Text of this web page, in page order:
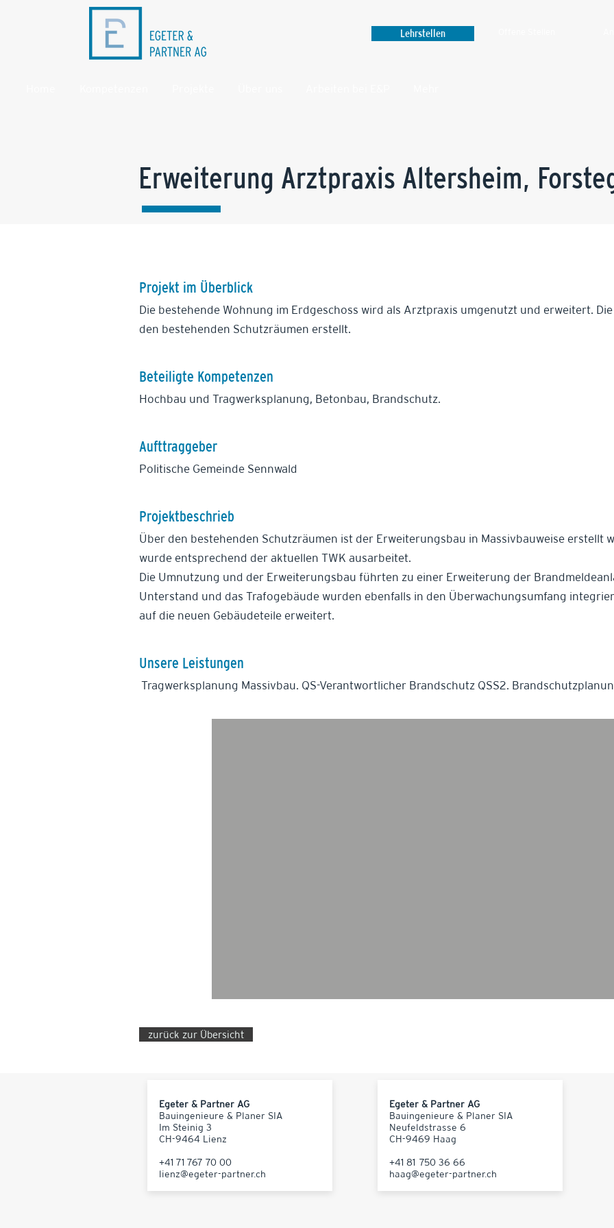
Lehrstellen
Erweiterung Arztpraxis Altersheim,
Projekt im Überblick
Die bestehende Wohnung im Erdgeschoss wird als Arztpraxis umgenutzt und erweitert.
den bestehenden Schutzräumen erstellt.
Beteiligte Kompetenzen
Hochbau und Tragwerksplanung, Betonbau, Brandschutz.
Aufttraggeber
Politische Gemeinde Sennwald
Projektbeschrieb
Über den bestehenden Schutzräumen ist der Erweiterungsbau in Massivbauweise erstellt
wurde entsprechend der aktuellen TWK ausarbeitet.
Die Umnutzung und der Erweiterungsbau führten zu einer Erweiterung der
Unterstand und das Trafogebäude wurden ebenfalls in den Überwachungsumfang
auf die neuen Gebäudeteile erweitert.
Unsere Leistungen
Tragwerksplanung Massivbau. QS-Verantwortlicher Brandschutz QSS2.
zurück zur Übersicht
Egeter & Partner AG
Bauingenieure & Planer SIA
Im Steinig 3
CH-9464 Lienz
+41 71 767 70 00
lienz@egeter-partner.ch
Egeter & Partner AG
Bauingenieure & Planer SIA
Neufeldstrasse 6
CH-9469 Haag
+41 81 750 36 66
haag@egeter-partner.ch